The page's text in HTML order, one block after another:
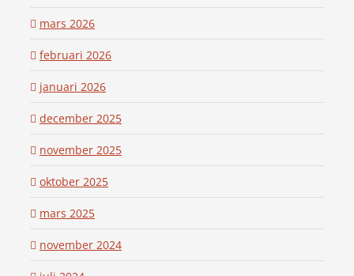
mars 2026
februari 2026
januari 2026
december 2025
november 2025
oktober 2025
mars 2025
november 2024